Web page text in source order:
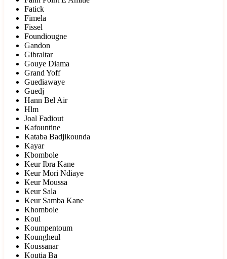
Fatick
Fimela
Fissel
Foundiougne
Gandon
Gibraltar
Gouye Diama
Grand Yoff
Guediawaye
Guedj
Hann Bel Air
Hlm
Joal Fadiout
Kafountine
Kataba Badjikounda
Kayar
Kbombole
Keur Ibra Kane
Keur Mori Ndiaye
Keur Moussa
Keur Sala
Keur Samba Kane
Khombole
Koul
Koumpentoum
Koungheul
Koussanar
Koutia Ba